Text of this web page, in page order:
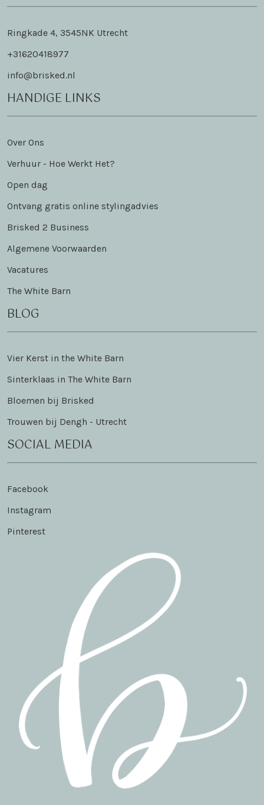
Ringkade 4, 3545NK Utrecht
+31620418977
info@brisked.nl
HANDIGE LINKS
Over Ons
Verhuur - Hoe Werkt Het?
Open dag
Ontvang gratis online stylingadvies
Brisked 2 Business
Algemene Voorwaarden
Vacatures
The White Barn
BLOG
Vier Kerst in the White Barn
Sinterklaas in The White Barn
Bloemen bij Brisked
Trouwen bij Dengh - Utrecht
SOCIAL MEDIA
Facebook
Instagram
Pinterest